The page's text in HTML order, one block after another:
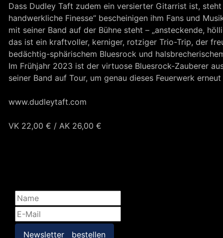
Dass Dudley Taft zudem ein versierter Gitarrist ist,
handwerkliche Finesse“ bescheinigen ihm Fans und
mit seiner Band auf der Bühne steht – „ansteckende,
das ist ein kraftvoller, kerniger, rotziger Trio-Trip, der
bedächtig-sphärischem Bluesrock und
Im Frühjahr 2023 ist der virtuose Bluesrock-Zauberer
seiner Band auf Tour, um genau dieses Feuerwerk
www.dudleytaft.com
VK 22,00 € / AK 26,00 €